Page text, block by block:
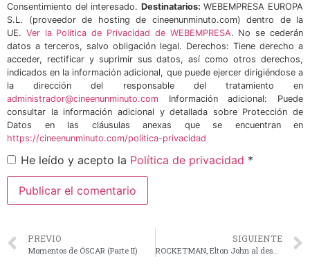
Consentimiento del interesado. Destinatarios: WEBEMPRESA EUROPA
S.L. (proveedor de hosting de cineenunminuto.com) dentro de la
UE. Ver la Política de Privacidad de WEBEMPRESA. No se cederán
datos a terceros, salvo obligación legal. Derechos: Tiene derecho a
acceder, rectificar y suprimir sus datos, así como otros derechos,
indicados en la información adicional, que puede ejercer dirigiéndose a
la dirección del responsable del tratamiento en
administrador@cineenunminuto.com Información adicional: Puede
consultar la información adicional y detallada sobre Protección de
Datos en las cláusulas anexas que se encuentran en
https://cineenunminuto.com/politica-privacidad
He leído y acepto la Política de privacidad *
PREVIO
Momentos de ÓSCAR (Parte II)
SIGUIENTE
ROCKETMAN, Elton John al desnudo